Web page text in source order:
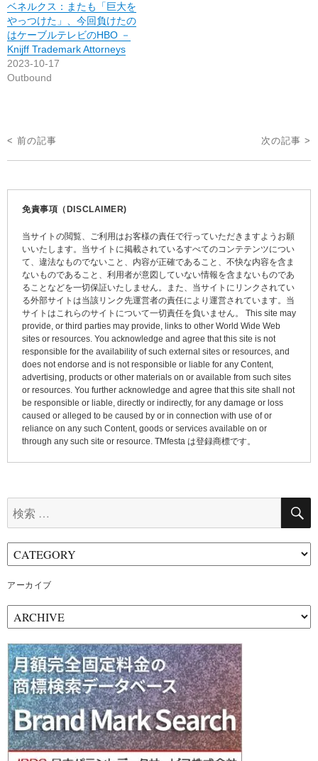
ベネルクス：またも「巨大を
やっつけた」、今回負けたの
はケーブルテレビのHBO －
Knijff Trademark Attorneys
2023-10-17
Outbound
投
稿
< 前の記事 次の記事 >
免責事項（DISCLAIMER)
当サイトの閲覧、ご利用はお客様の責任で行っていただきますようお願
いいたします。当サイトに掲載されているすべてのコンテテンツについ
て、違法なものでないこと、内容が正確であること、不快な内容を含ま
ないものであること、利用者が意図していない情報を含まないものであ
ることなどを一切保証いたしません。また、当サイトにリンクされてい
る外部サイトは当該リンク先運営者の責任により運営されています。当
サイトはこれらのサイトについて一切責任を負いません。 This site may
provide, or third parties may provide, links to other World Wide Web
sites or resources. You acknowledge and agree that this site is not
responsible for the availability of such external sites or resources, and
does not endorse and is not responsible or liable for any Content,
advertising, products or other materials on or available from such sites
or resources. You further acknowledge and agree that this site shall not
be responsible or liable, directly or indirectly, for any damage or loss
caused or alleged to be caused by or in connection with use of or
reliance on any such Content, goods or services available on or
through any such site or resource. TMfesta は登録商標です。
索:
アーカイブ
ー
カ
イ
ブ